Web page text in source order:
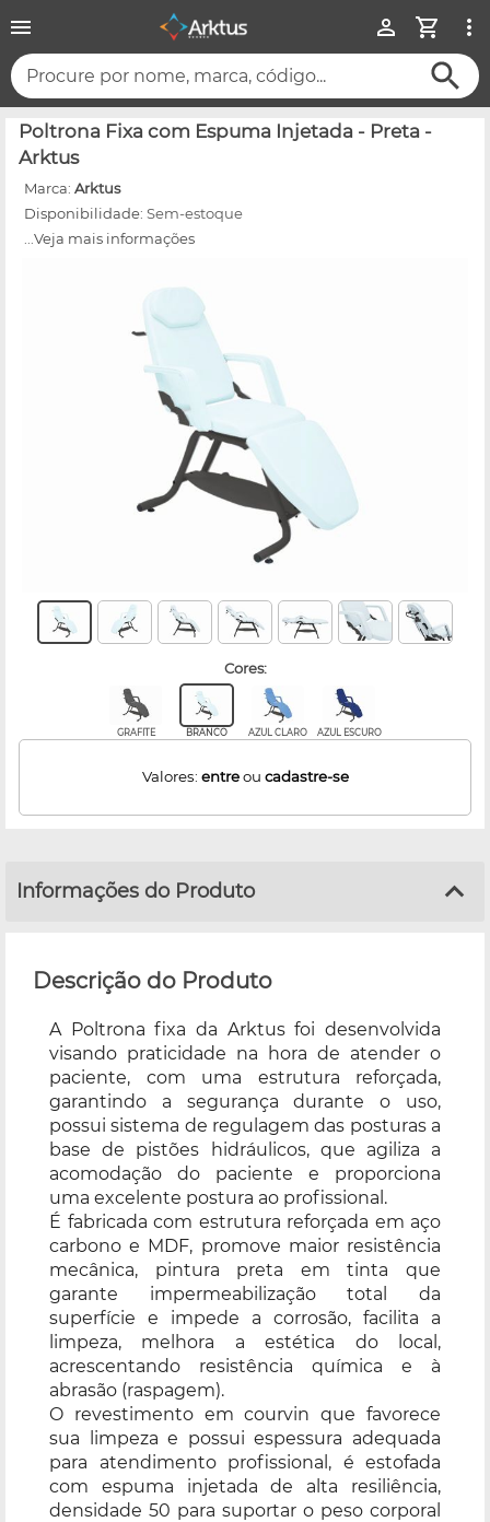
Procure por nome, marca, código...
Poltrona Fixa com Espuma Injetada - Preta -
Arktus
Marca: Arktus
Disponibilidade: Sem-estoque
...Veja mais informações
cores:
GRAFITE BRANCO AZUL CLARO AZUL ESCURO
Valores: entreou cadastre-se
Informações do Produto
Descrição do Produto
A Poltrona fixa da Arktus foi desenvolvida
visando praticidade na hora de atender o
paciente, com uma estrutura reforçada,
garantindo a segurança durante o uso,
possui sistema de regulagem das posturas a
base de pistões hidráulicos, que agiliza a
acomodação do paciente e proporciona
uma excelente postura ao profissional.
É fabricada com estrutura reforçada em aço
carbono e MDF, promove maior resistência
mecânica, pintura preta em tinta que
garante impermeabilização total da
superfície e impede a corrosão, facilita a
limpeza, melhora a estética do local,
acrescentando resistência química e à
abrasão (raspagem).
O revestimento em courvin que favorece
sua limpeza e possui espessura adequada
para atendimento profissional, é estofada
com espuma injetada de alta resiliência,
densidade 50 para suportar o peso corporal